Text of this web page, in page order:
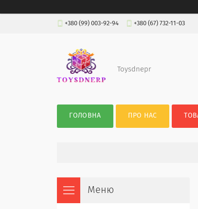
+380 (99) 003-92-94 +380 (67) 732-11-03
Toysdnepr
ГОЛОВНА ПРО НАС